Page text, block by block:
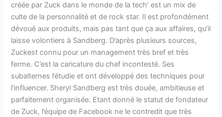
créée par Zuck dans le monde de la tech’ est un mix de
culte de la personnalité et de rock star. Il est profondément
dévoué aux produits, mais pas tant que ça aux affaires, qu’il
laisse volontiers à Sandberg. D’après plusieurs sources,
Zuckest connu pour un management très bref et très
ferme. C’est la caricature du chef incontesté. Ses
subalternes l’étudie et ont développé des techniques pour
l’influencer. Sheryl Sandberg est très douée, ambitieuse et
parfaitement organisée. Etant donné le statut de fondateur
de Zuck, l’équipe de Facebook ne le contredit que très